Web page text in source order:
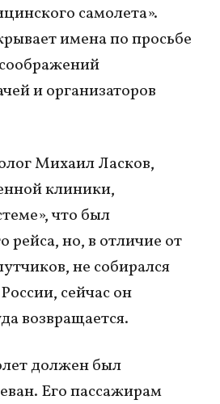
самолета».
имена по просьбе
и организаторов
Михаил Ласков,
клиники,
что был
рейса, но, в отличие от
не собирался
сейчас он
возвращается.
должен был
Его пассажирам